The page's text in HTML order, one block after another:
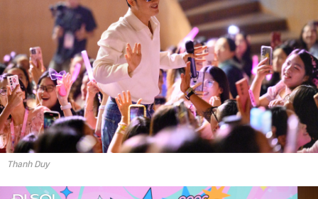
Thanh Duy